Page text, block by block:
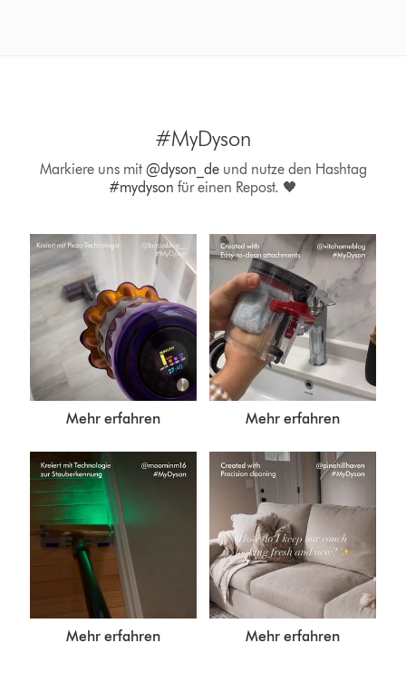
#MyDyson
Markiere uns mit @dyson_deund nutze den Hashtag
#mydyson für einen Repost. 🖤
Mehr erfahren Mehr erfahren
Mehr erfahren Mehr erfahren